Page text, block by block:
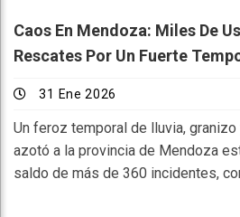
Caos En Mendoza: Miles De
Rescates Por Un Fuerte
31 Ene 2026
Un feroz temporal de lluvia,
azotó a la provincia de Mendoza
saldo de más de 360 incidentes,